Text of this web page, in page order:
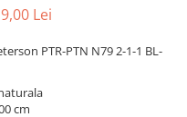
Lei
PTR-PTN N79 2-1-1 BL-
cm